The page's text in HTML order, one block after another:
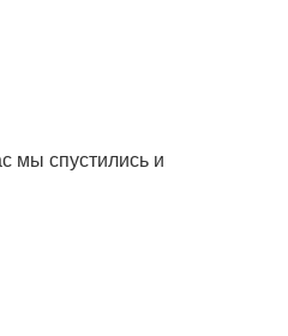
мы спустились и